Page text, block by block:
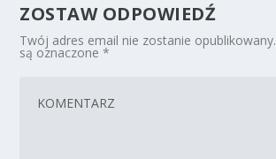
ZOSTAW ODPOWIEDŹ
Twój adres email nie zostanie opublikowany.
są oznaczone*